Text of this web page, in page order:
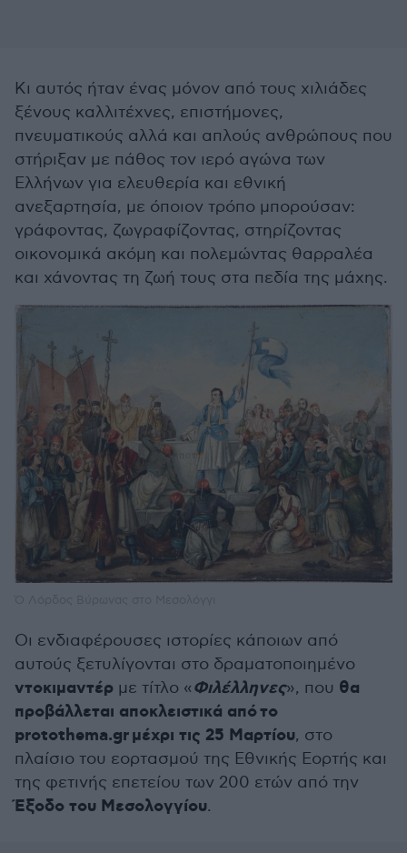
Κι αυτός ήταν ένας μόνον από τους χιλιάδες
ξένους καλλιτέχνες, επιστήμονες,
πνευματικούς αλλά και απλούς ανθρώπους που
στήριξαν με πάθος τον ιερό αγώνα των
Ελλήνων για ελευθερία και εθνική
ανεξαρτησία, με όποιον τρόπο μπορούσαν:
γράφοντας, ζωγραφίζοντας, στηρίζοντας
οικονομικά ακόμη και πολεμώντας θαρραλέα
και χάνοντας τη ζωή τους στα πεδία της μάχης.
Οι ενδιαφέρουσες ιστορίες κάποιων από
αυτούς ξετυλίγονται στο δραματοποιημένο
ντοκιμαντέρ με τίτλο «Φιλέλληνες», που θα
προβάλλεται αποκλειστικά από το
protothema.gr μέχρι τις 25 Μαρτίου, στο
πλαίσιο του εορτασμού της Εθνικής Εορτής και
της φετινής επετείου των 200 ετών από την
Έξοδο του Μεσολογγίου.